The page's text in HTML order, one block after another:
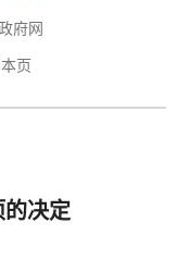
府网
页
决定